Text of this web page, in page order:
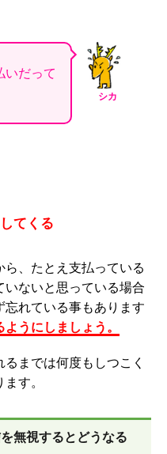
シカ
いだって
てくる
ら、たとえ支払っている
いないと思っている場合
忘れている事もあります
うにしましょう。
までは何度もしつこく
す。
無視するとどうなる